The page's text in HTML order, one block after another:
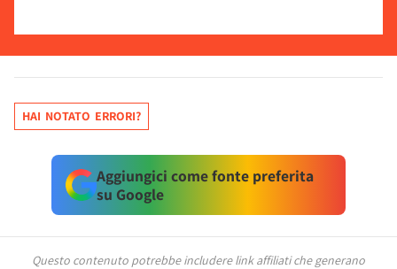
HAI NOTATO ERRORI?
Aggiungici come fonte preferita
su Google
Questo contenuto potrebbe includere link affiliati che generano